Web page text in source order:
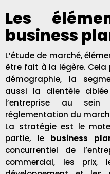
Les
business
L’étude de marché,
être fait à la légère. Cela
démographie, la
aussi la clientèle
l’entreprise au
réglementation du
La stratégie est le
partie, le business
concurrentiel de
commercial, les prix,